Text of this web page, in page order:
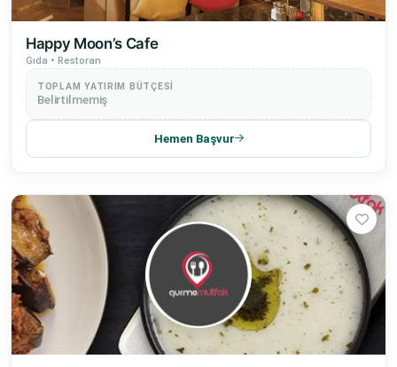
Happy Moon’s Cafe
Gıda • Restoran
TOPLAM YATIRIM BÜTÇESI
Belirtilmemiş
Hemen Başvur